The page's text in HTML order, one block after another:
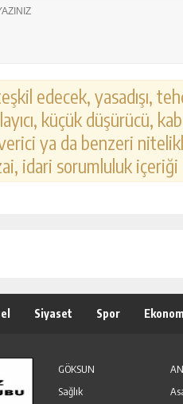
edecek, yasadışı,
küçük düşürücü,
ya da benzeri
idari sorumluluk
Siyaset Spor
GÖKSUN
Sağlık